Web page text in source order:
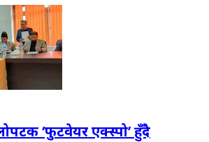
‘फुटवेयर एक्स्पो’ हुँदै